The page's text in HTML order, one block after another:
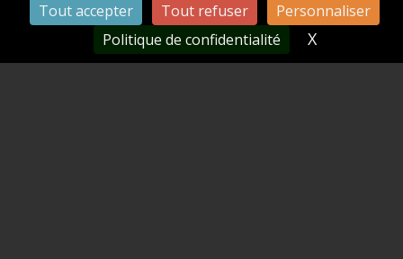
Tout accepter
Tout refuser
Personnaliser
Politique de confidentialité
XMasquer
Suivez-nous